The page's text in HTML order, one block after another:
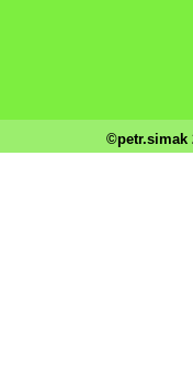
©petr.simak